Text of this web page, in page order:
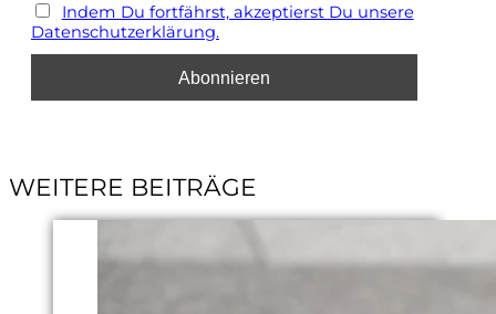
Indem Du fortfährst, akzeptierst Du unsere
Datenschutzerklärung.
WEITERE BEITRÄGE